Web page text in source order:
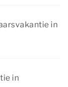
in
in